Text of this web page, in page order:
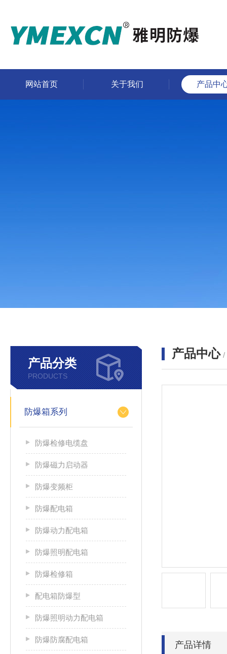
网站首页 关于我们 产品中
产品分类
PRODUCTS
防爆箱系列
防爆检修电缆盘
防爆磁力启动器
防爆变频柜
防爆配电箱
防爆动力配电箱
防爆照明配电箱
防爆检修箱
配电箱防爆型
防爆照明动力配电箱
防爆防腐配电箱
产品中心 /
产品详情